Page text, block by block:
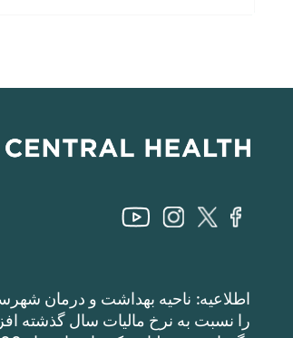
اطلاعیه: ناحیه بهداشت و درمان